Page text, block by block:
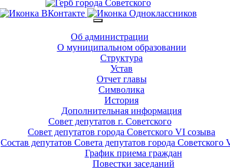
Об администрации
О муниципальном образовании
Структура
Устав
Отчет главы
Символика
История
Дополнительная информация
Совет депутатов г. Советского
Совет депутатов города Советского VI созыва
Состав депутатов Совета депутатов города Советского
График приема граждан
Повестки заседаний